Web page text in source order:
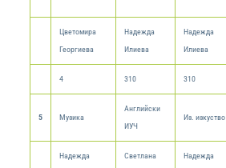
Цветомира
Георгиева
Надежда
Илиева
Надежда
Илиева
4 310 310
5 Музика
Английски
ИУЧ
Из. изкуство
Надежда
Светлана
Надежда